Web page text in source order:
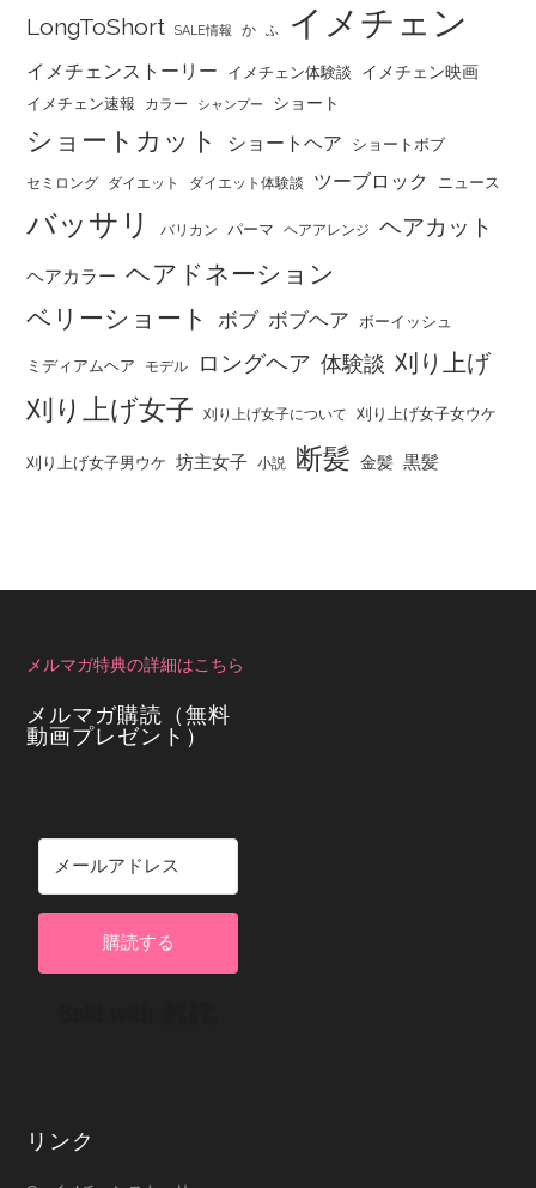
LongToShort SALE情報 か ふ イメチェン
イメチェンストーリー イメチェン体験談 イメチェン映画
イメチェン速報 カラー シャンプー ショート
ショートカット ショートヘア ショートボブ
セミロング ダイエット ダイエット体験談 ツーブロック ニュース
バッサリ バリカン パーマ ヘアアレンジ ヘアカット
ヘアカラー ヘアドネーション
ベリーショート
ボブ ボブヘア ボーイッシュ
ミディアムヘア モデル ロングヘア 体験談 刈り上げ
刈り上げ女子 刈り上げ女子について 刈り上げ女子女ウケ
刈り上げ女子男ウケ 坊主女子 小説 断髪 金髪 黒髪
メルマガ特典の詳細はこちら
メルマガ購読（無料
動画プレゼント）
購読する
リンク